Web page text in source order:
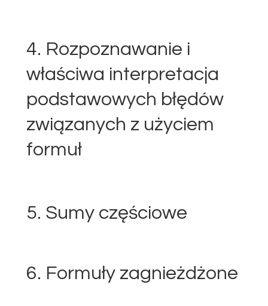
4. Rozpoznawanie i
właściwa interpretacja
podstawowych błędów
związanych z użyciem
formuł
5. Sumy częściowe
6. Formuły zagnieżdżone